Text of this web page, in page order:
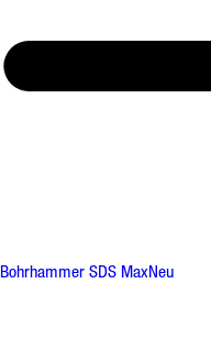
Bohrhammer SDS MaxNeu